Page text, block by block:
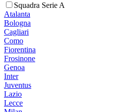
Squadra Serie A
Atalanta
Bologna
Cagliari
Como
Fiorentina
Frosinone
Genoa
Inter
Juventus
Lazio
Lecce